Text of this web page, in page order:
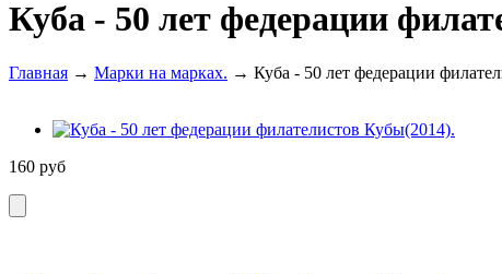
Куба - 50 лет федерации
Главная → Марки на марках. → Куба - 50 лет федерации
160 руб